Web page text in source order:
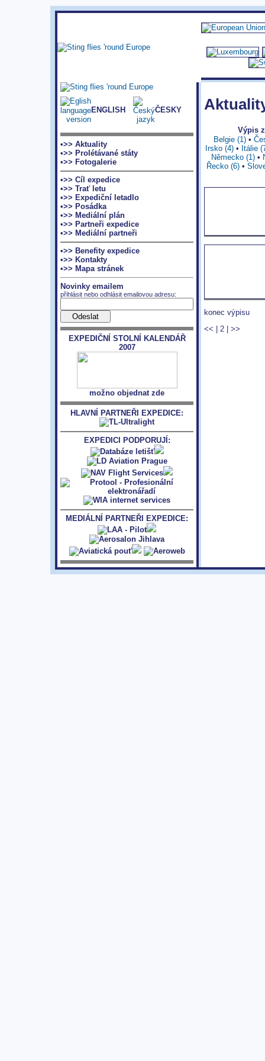
ENGLISH ČESKY
•>> Aktuality
•>> Prolétávané státy
•>> Fotogalerie
•>> Cíl expedice
•>> Trať letu
•>> Expediční letadlo
•>> Posádka
•>> Mediální plán
•>> Partneři expedice
•>> Mediální partneři
•>> Benefity expedice
•>> Kontakty
•>> Mapa stránek
Novinky emailem
přihlásit nebo odhlásit emailovou adresu:
EXPEDIČNÍ STOLNÍ KALENDÁŘ
2007
možno objednat zde
HLAVNÍ PARTNEŘI EXPEDICE:
EXPEDICI PODPORUJÍ:
MEDIÁLNÍ PARTNEŘI EXPEDICE:
Výpis
Belgie (1)•
Irsko (4)• Itálie
Německo (1)•
Řecko (6) •
konec výpisu
<<
2 >>